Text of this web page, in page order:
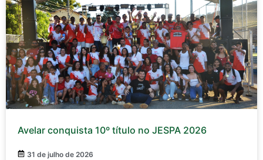
Avelar conquista 10º título no JESPA 2026
31 de julho de 2026